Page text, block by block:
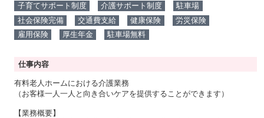
子育てサポート制度
介護サポート制度
駐車場
社会保険完備
交通費支給 健康保険
労災保険
雇用保険
厚生年金 駐車場無料
仕事内容
有料老人ホームにおける介護業務
（お客様一人一人と向き合いケアを提供することができます）
【業務概要】